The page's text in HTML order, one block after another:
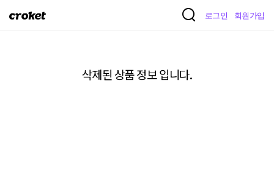
크
로그인 회원가입
삭제된 상품 정보 입니다.